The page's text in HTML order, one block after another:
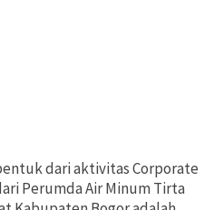
dari aktivitas Corporate
Perumda Air Minum Tirta